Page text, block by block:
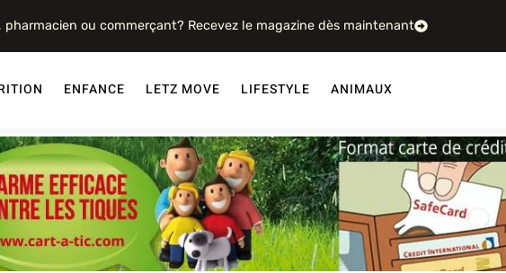
pharmacien ou commerçant? Recevez le magazine dès maintenant
ENFANCE LETZ MOVE LIFESTYLE ANIMAUX